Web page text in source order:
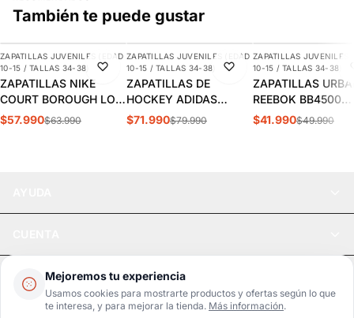
Mejoremos tu experiencia
Usamos cookies para mostrarte productos y ofertas según lo que
te interesa, y para mejorar la tienda. Más información.
También te puede gustar
-9%
AGREGAR
ZAPATILLAS JUVENILES (EDAD
10-15 / TALLAS 34-38)
ZAPATILLAS NIKE
COURT BOROUGH LOW
JUVENIL | HM6293-
$57.990$63.990
-10%
AGREGAR
ZAPATILLAS JUVENILES (EDAD
10-15 / TALLAS 34-38)
ZAPATILLAS DE
HOCKEY ADIDAS
YOUNGSTAR JUVENIL |
$71.990$79.990
-16%
ZAPATILLAS JUVENILES
10-15 / TALLAS 34-38)
ZAPATILLAS
REEBOK BB4500
COURT
$41.990$49.990
LEGAL